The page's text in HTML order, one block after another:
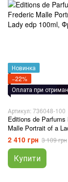
Новинка
−22%
Оплата при
Артикул: 736048-100
Editions de Parfums
Malle Portrait of a
100ml, Франція
2 410 грн 3 109 грн
Купити